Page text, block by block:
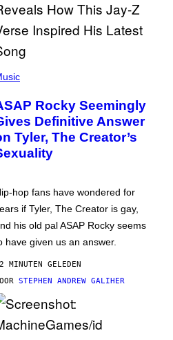
Rocky Seemingly
Definitive Answer
Tyler, The Creator’s
hop fans have wondered for
if Tyler, The Creator is gay,
his old pal ASAP Rocky seems
have given us an answer.
MINUTEN GELEDEN
STEPHEN ANDREW GALIHER